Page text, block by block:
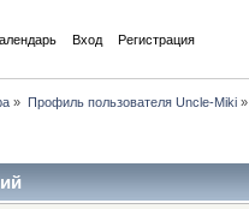
Вход Регистрация
» Профиль пользователя Uncle-Miki»